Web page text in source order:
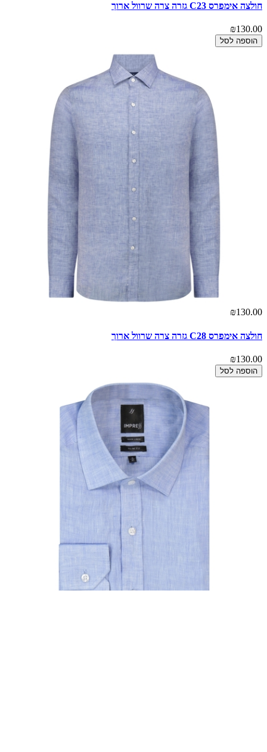
חולצה אימפרס C23 גזרה צרה שרוול ארוך
₪130.00
הוספה לסל
₪130.00
חולצה אימפרס C28 גזרה צרה שרוול ארוך
₪130.00
הוספה לסל